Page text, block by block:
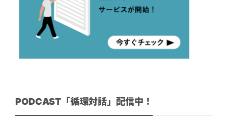
PODCAST「循環対話」配信中！